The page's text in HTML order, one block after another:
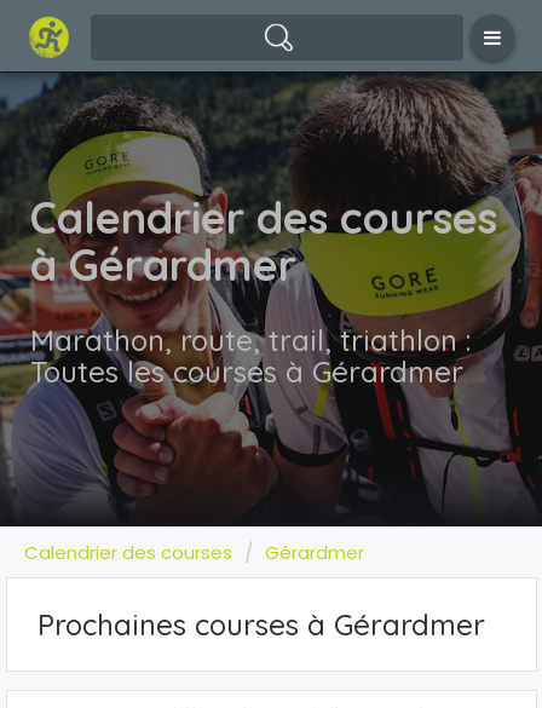
Calendrier des courses
à Gérardmer
Marathon, route, trail, triathlon :
Toutes les courses à Gérardmer
Calendrier des courses Gérardmer
Prochaines courses à Gérardmer